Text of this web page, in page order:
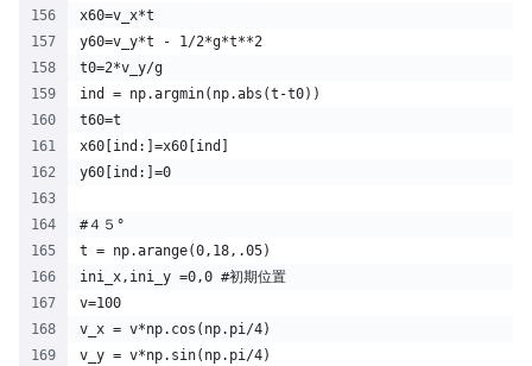
x60=v_x*t
y60=v_y*t - 1/2*g*t**2
t0=2*v_y/g
ind = np.argmin(np.abs(t-t0))
t60=t
x60[ind:]=x60[ind]
y60[ind:]=0
#４５°
t = np.arange(0,18,.05)
ini_x,ini_y =0,0 #初期位置
v=100
v_x = v*np.cos(np.pi/4)
v_y = v*np.sin(np.pi/4)